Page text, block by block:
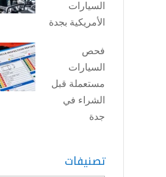
السيارات
الأمريكية بجدة
فحص
السيارات
مستعملة قبل
الشراء في
جدة
تصنيفات